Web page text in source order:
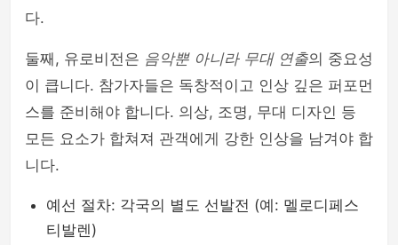
다.
둘째, 유로비전은 음악뿐 아니라 무대 연출의 중요성
이 큽니다. 참가자들은 독창적이고 인상 깊은 퍼포먼
스를 준비해야 합니다. 의상, 조명, 무대 디자인 등
모든 요소가 합쳐져 관객에게 강한 인상을 남겨야 합
니다.
예선 절차: 각국의 별도 선발전 (예: 멜로디페스
티발렌)